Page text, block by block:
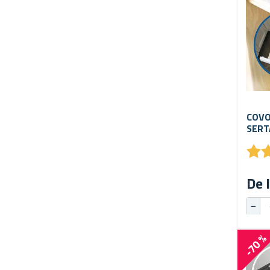
★
★
De
-70 %